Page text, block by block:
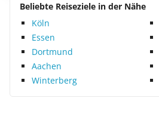
Beliebte Reiseziele in der Nähe
Köln
Essen
Dortmund
Aachen
Winterberg